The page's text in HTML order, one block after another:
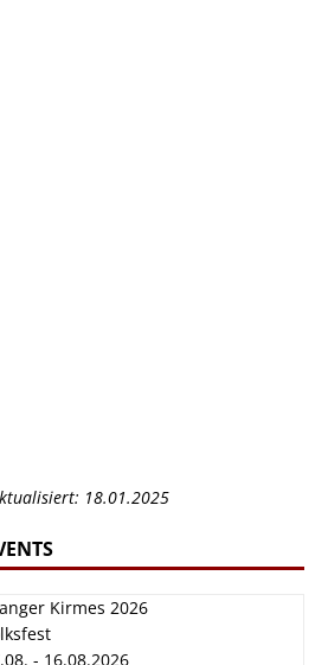
18.01.2025
Kirmes 2026
- 16.08.2026